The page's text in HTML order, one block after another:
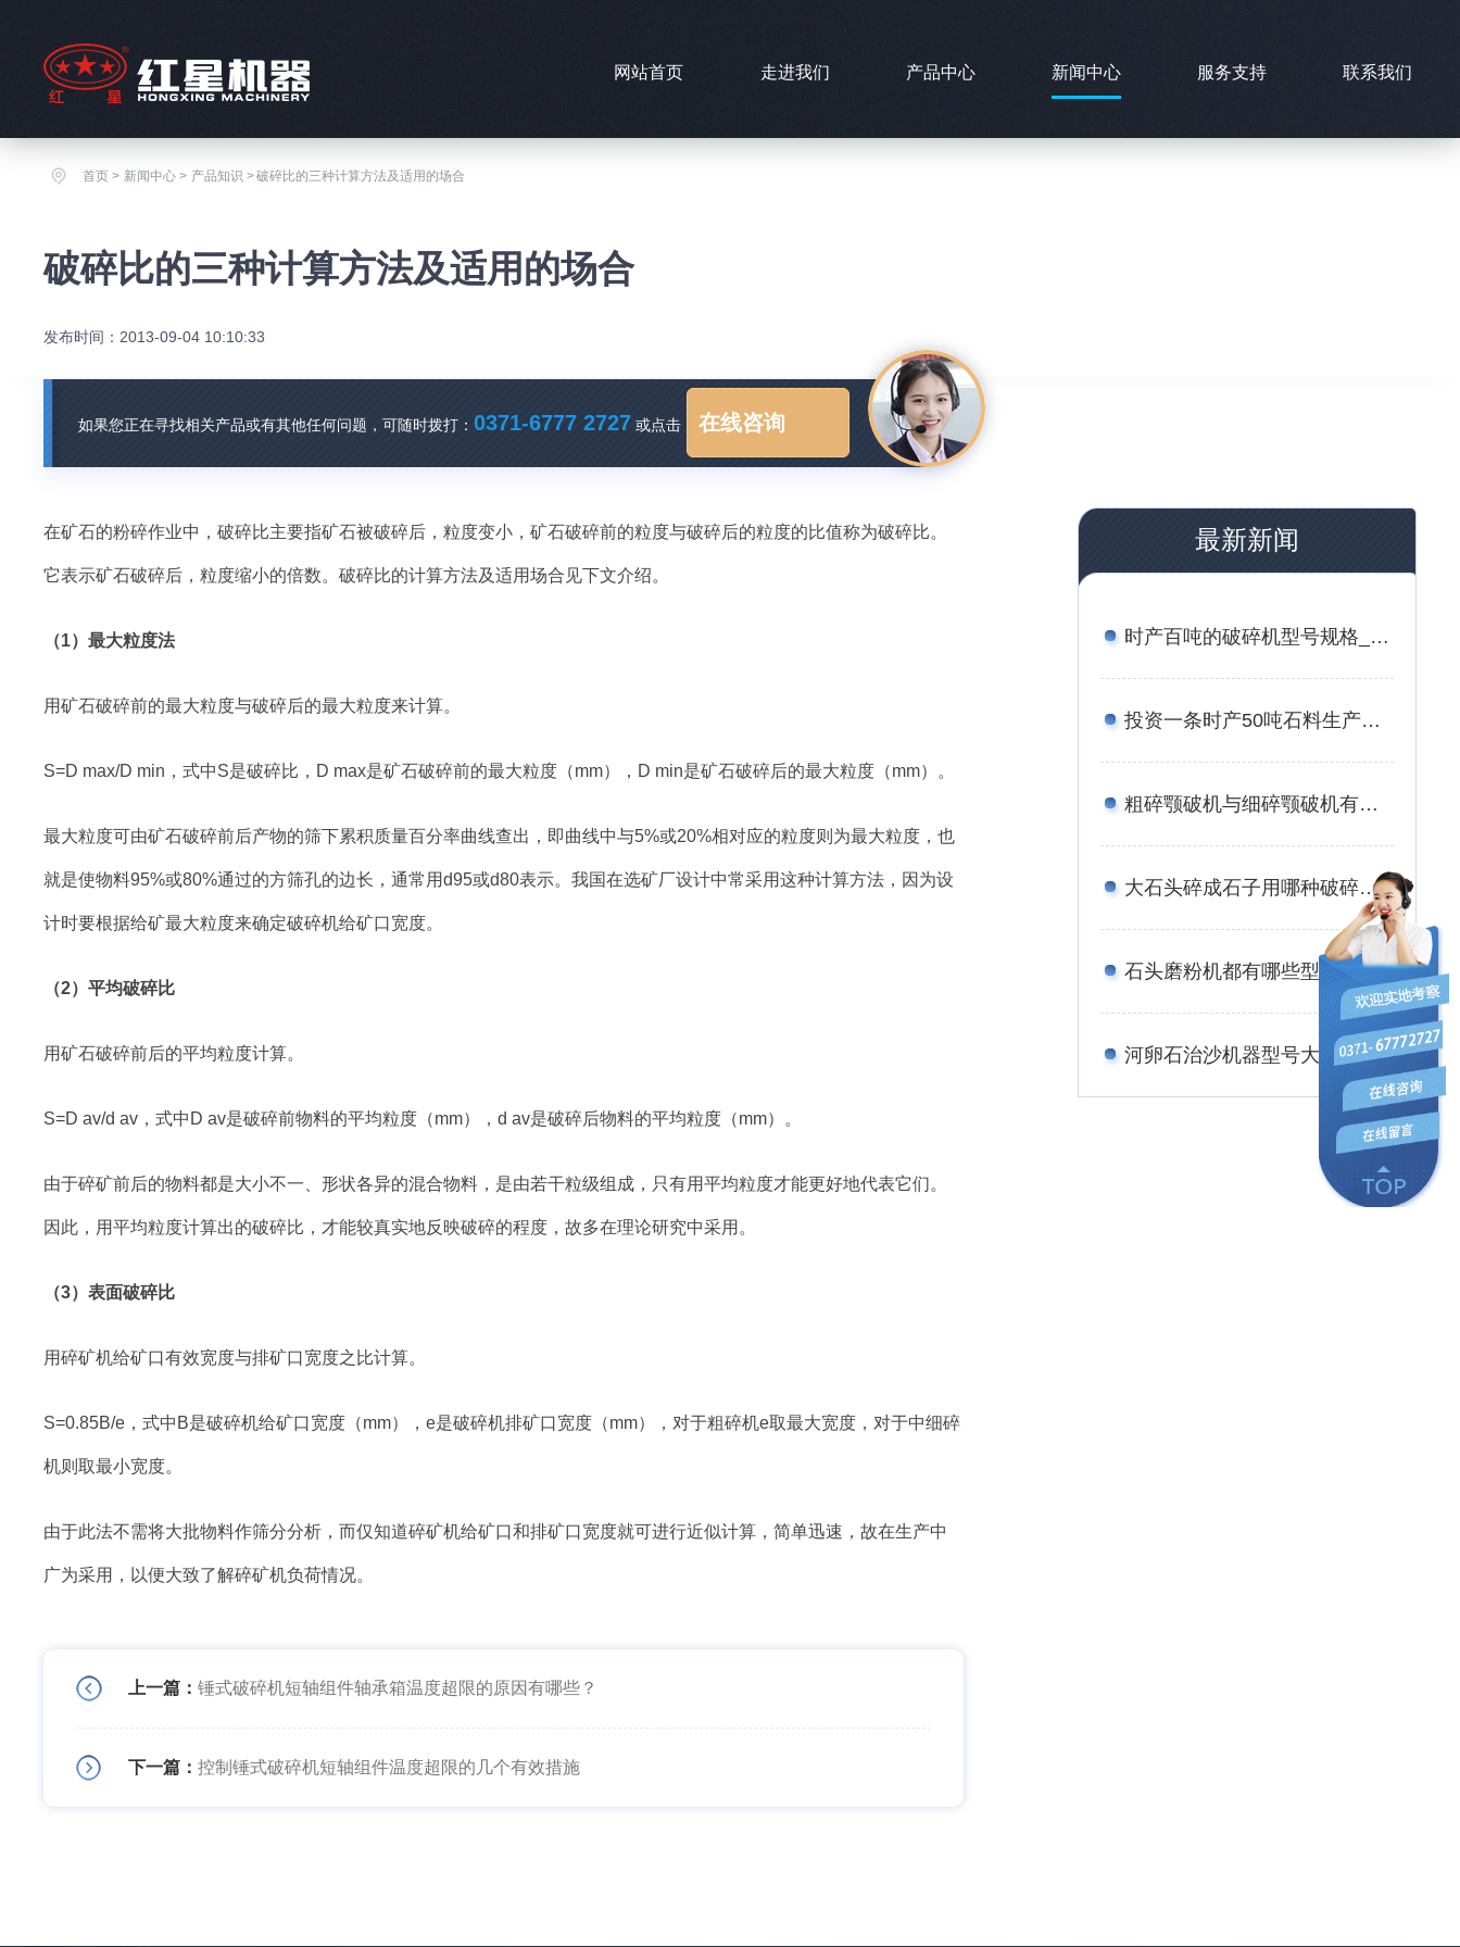
网站首页 走进我们 产品中心 新闻中心 服务支持 联系我们
首页 > 新闻中心 > 产品知识 >破碎比的三种计算方法及适用的场合
破碎比的三种计算方法及适用的场合
发布时间：2013-09-04 10:10:33
如果您正在寻找相关产品或有其他任何问题，可随时拨打：0371-6777 2727 或点击 在线咨询
在矿石的粉碎作业中，破碎比主要指矿石被破碎后，粒度变小，矿石破碎前的粒度与破碎后的粒度的比值称为破碎比。
它表示矿石破碎后，粒度缩小的倍数。破碎比的计算方法及适用场合见下文介绍。
（1）最大粒度法
用矿石破碎前的最大粒度与破碎后的最大粒度来计算。
S=D max/D min，式中S是破碎比，D max是矿石破碎前的最大粒度（mm），D min是矿石破碎后的最大粒度（mm）。
最大粒度可由矿石破碎前后产物的筛下累积质量百分率曲线查出，即曲线中与5%或20%相对应的粒度则为最大粒度，也
就是使物料95%或80%通过的方筛孔的边长，通常用d95或d80表示。我国在选矿厂设计中常采用这种计算方法，因为设
计时要根据给矿最大粒度来确定破碎机给矿口宽度。
（2）平均破碎比
用矿石破碎前后的平均粒度计算。
S=D av/d av，式中D av是破碎前物料的平均粒度（mm），d av是破碎后物料的平均粒度（mm）。
由于碎矿前后的物料都是大小不一、形状各异的混合物料，是由若干粒级组成，只有用平均粒度才能更好地代表它们。
因此，用平均粒度计算出的破碎比，才能较真实地反映破碎的程度，故多在理论研究中采用。
（3）表面破碎比
用碎矿机给矿口有效宽度与排矿口宽度之比计算。
S=0.85B/e，式中B是破碎机给矿口宽度（mm），e是破碎机排矿口宽度（mm），对于粗碎机e取最大宽度，对于中细碎
机则取最小宽度。
由于此法不需将大批物料作筛分分析，而仅知道碎矿机给矿口和排矿口宽度就可进行近似计算，简单迅速，故在生产中
广为采用，以便大致了解碎矿机负荷情况。
上一篇：锤式破碎机短轴组件轴承箱温度超限的原因有哪些？
下一篇：控制锤式破碎机短轴组件温度超限的几个有效措施
最新新闻
时产百吨的破碎机型号规格_附案例现场与报价
投资一条时产50吨石料生产线的成本有多少？有流程与方案吗？
粗碎颚破机与细碎颚破机有何区别？价格分别是多少？
大石头碎成石子用哪种破碎机，报价是多少？
石头磨粉机都有哪些型号，报价是多少钱？
河卵石治沙机器型号大全，多少钱一台？